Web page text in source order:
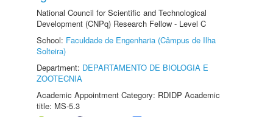
National Council for Scientific and Technological
Development (CNPq) Research Fellow - Level C
School: Faculdade de Engenharia (Câmpus de Ilha
Solteira)
Department: DEPARTAMENTO DE BIOLOGIA E
ZOOTECNIA
Academic Appointment Category: RDIDP Academic
title: MS-5.3